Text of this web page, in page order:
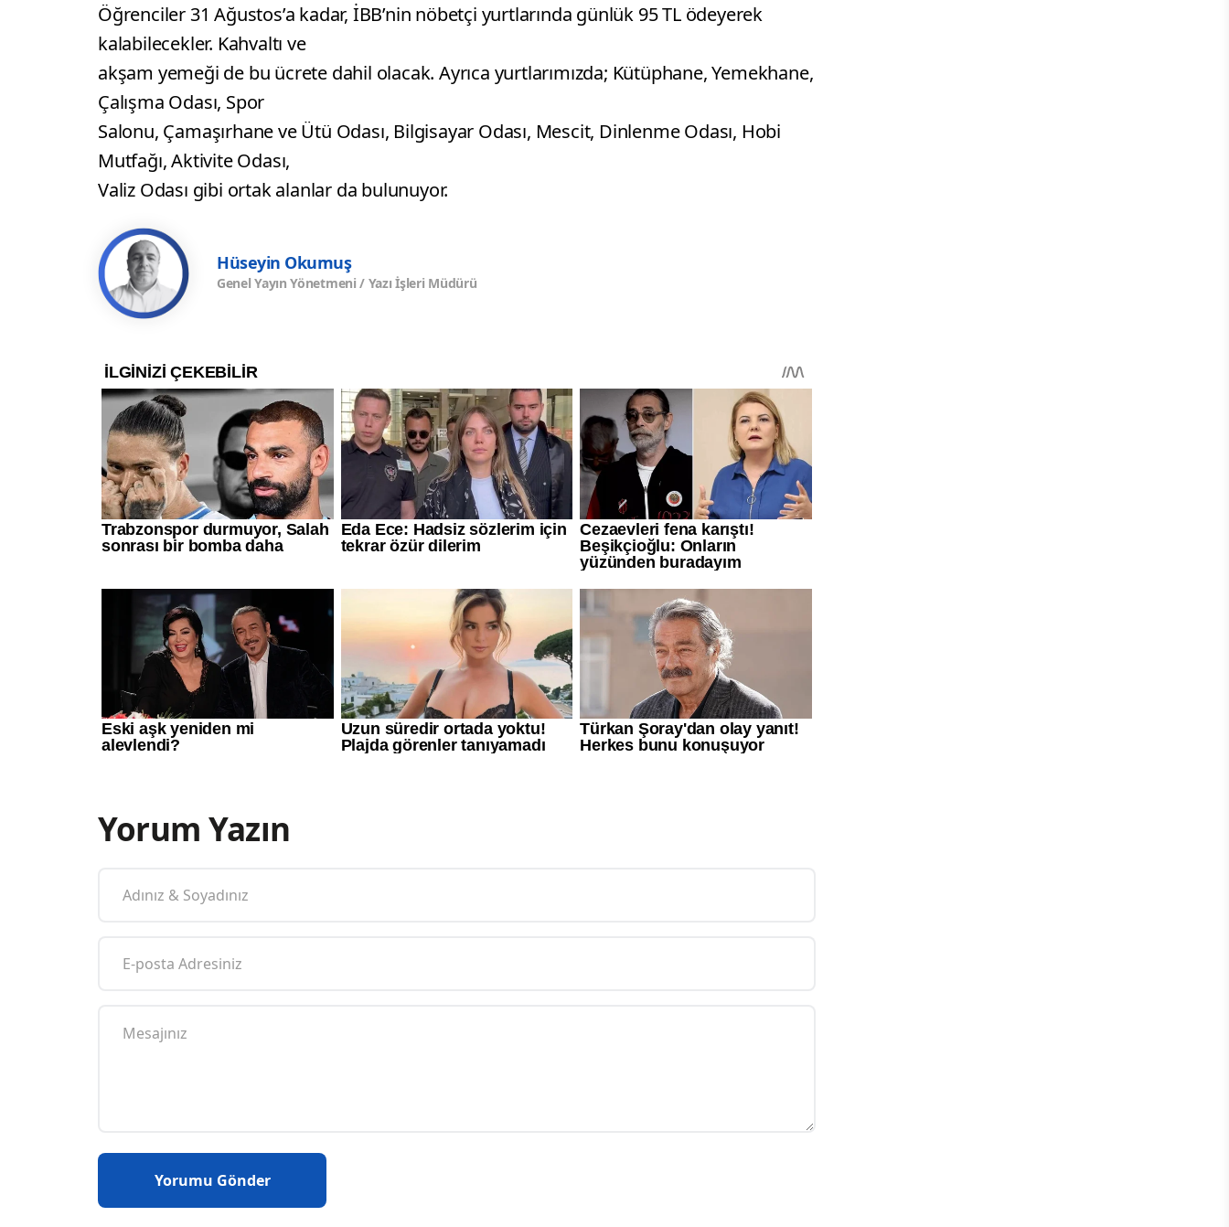
Öğrenciler 31 Ağustos’a kadar, İBB’nin nöbetçi yurtlarında günlük 95 TL ödeyerek
kalabilecekler. Kahvaltı ve
akşam yemeği de bu ücrete dahil olacak. Ayrıca yurtlarımızda; Kütüphane, Yemekhane,
Çalışma Odası, Spor
Salonu, Çamaşırhane ve Ütü Odası, Bilgisayar Odası, Mescit, Dinlenme Odası, Hobi
Mutfağı, Aktivite Odası,
Valiz Odası gibi ortak alanlar da bulunuyor.
Hüseyin Okumuş
Genel Yayın Yönetmeni / Yazı İşleri Müdürü
Yorum Yazın